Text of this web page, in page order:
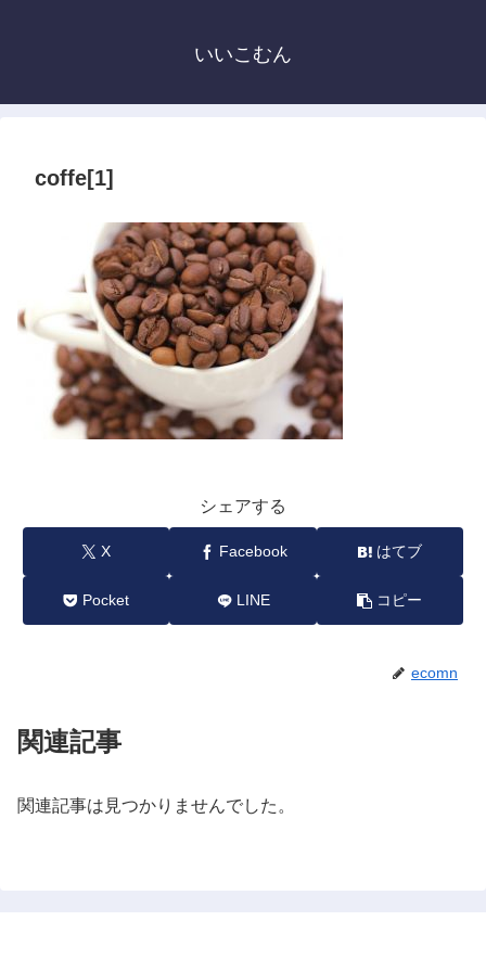
いいこむん
coffe[1]
シェアする
X Facebook はてブ
Pocket LINE コピー
ecomn
関連記事
関連記事は見つかりませんでした。